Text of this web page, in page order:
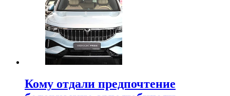
Кому отдали предпочтение